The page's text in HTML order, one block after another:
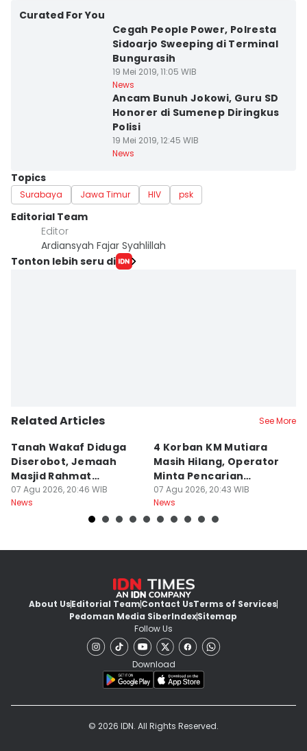
Curated For You
Cegah People Power, Polresta
Sidoarjo Sweeping di Terminal
Bungurasih
19 Mei 2019, 11:05 WIB
News
Ancam Bunuh Jokowi, Guru SD
Honorer di Sumenep Diringkus
Polisi
19 Mei 2019, 12:45 WIB
News
Topics
Surabaya Jawa Timur HIV psk
Editorial Team
Editor
Ardiansyah Fajar Syahlillah
Tonton lebih seru di
Related Articles See More
Tanah Wakaf Diduga
Diserobot, Jemaah
Masjid Rahmat
Surabaya Protes
07 Agu 2026, 20:46 WIB
News
4 Korban KM Mutiara
Masih Hilang, Operator
Minta Pencarian
Dilanjut
07 Agu 2026, 20:43 WIB
News
About UsEditorial TeamContact UsTerms of Services
Pedoman Media SiberIndexSitemap
Follow Us
Download
© 2026 IDN. All Rights Reserved.